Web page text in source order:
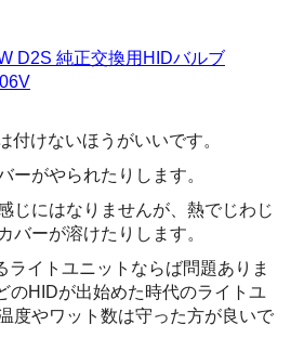
D2S 純正交換用HIDバルブ
付けないほうがいいです。
ーがやられたりします。
じにはなりませんが、熱でじわじ
バーが溶けたりします。
ライトユニットならば問題ありま
のHIDが出始めた時代のライトユ
度やワット数は守った方が良いで